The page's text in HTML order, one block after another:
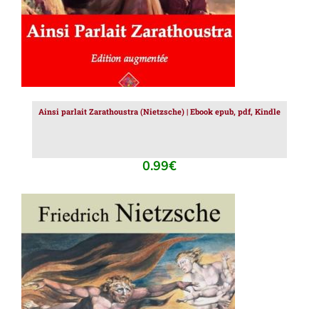
Ainsi parlait Zarathoustra (Nietzsche) | Ebook epub, pdf, Kindle
0.99€